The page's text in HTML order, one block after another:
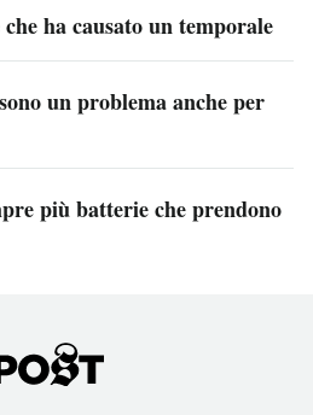
ha causato un temporale
un problema anche per
più batterie che prendono